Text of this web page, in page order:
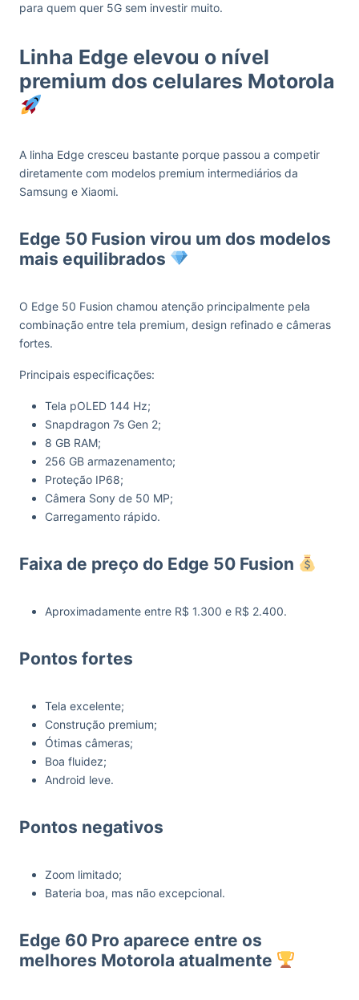
para quem quer 5G sem investir muito.
Linha Edge elevou o nível
premium dos celulares Motorola
A linha Edge cresceu bastante porque passou a competir
diretamente com modelos premium intermediários da
Samsung e Xiaomi.
Edge 50 Fusion virou um dos modelos
mais equilibrados
O Edge 50 Fusion chamou atenção principalmente pela
combinação entre tela premium, design refinado e câmeras
fortes.
Principais especificações:
Tela pOLED 144 Hz;
Snapdragon 7s Gen 2;
8 GB RAM;
256 GB armazenamento;
Proteção IP68;
Câmera Sony de 50 MP;
Carregamento rápido.
Faixa de preço do Edge 50 Fusion
Aproximadamente entre R$ 1.300 e R$ 2.400.
Pontos fortes
Tela excelente;
Construção premium;
Ótimas câmeras;
Boa fluidez;
Android leve.
Pontos negativos
Zoom limitado;
Bateria boa, mas não excepcional.
Edge 60 Pro aparece entre os
melhores Motorola atualmente